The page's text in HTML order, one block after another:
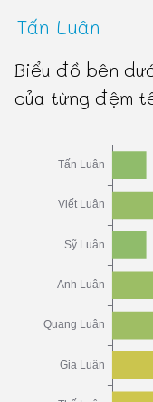
Tấn Luân
Biểu đồ bên
của từng đệm